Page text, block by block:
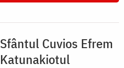
Sfântul Cuvios Efrem
Katunakiotul